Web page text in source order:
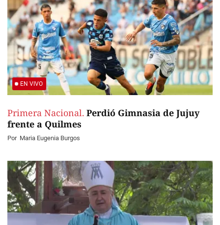
EN VIVO
Primera Nacional. Perdió Gimnasia de Jujuy
frente a Quilmes
Por Maria Eugenia Burgos